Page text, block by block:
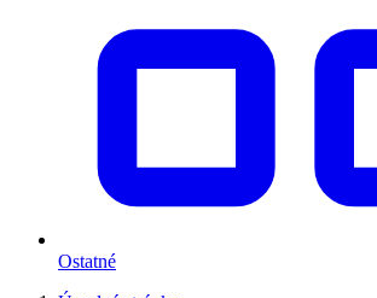
Ostatné